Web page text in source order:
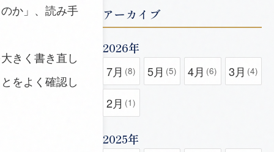
か」、読み手
きく書き直し
をよく確認し
アーカイブ
2026年
7月 (8) 5月 (5) 4月 (6) 3月 (4)
2月 (1)
2025年